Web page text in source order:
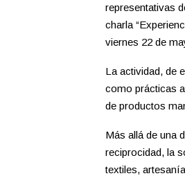
representativas
charla
viernes 22 de
La actividad, de
como prácticas
de productos
Más allá de una
reciprocidad, la
textiles,